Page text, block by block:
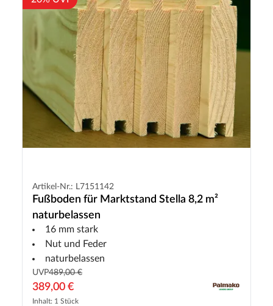
Artikel-Nr.: L7151142
Fußboden für Marktstand Stella 8,2 m²
naturbelassen
16 mm stark
Nut und Feder
naturbelassen
UVP489,00 €
389,00 €
Inhalt: 1 Stück